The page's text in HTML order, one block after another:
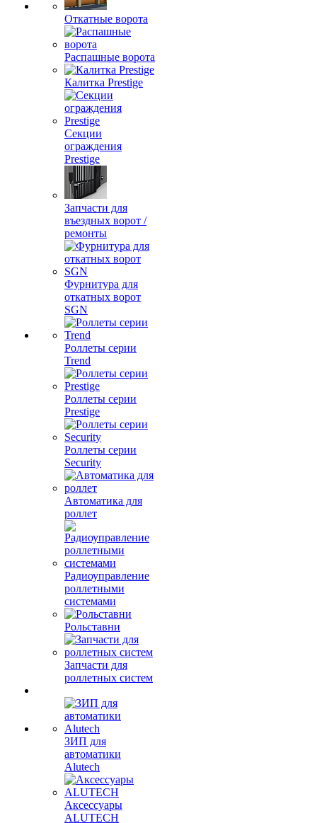
Откатные ворота
Распашные ворота
Калитка Prestige
Секции
ограждения
Prestige
Запчасти для
въездных ворот /
ремонты
Фурнитура для
откатных ворот
SGN
Роллеты серии
Trend
Роллеты серии
Prestige
Роллеты серии
Security
Автоматика для
роллет
Радиоуправление
роллетными
системами
Рольставни
Запчасти для
роллетных систем
ЗИП для
автоматики
Alutech
Аксессуары
ALUTECH